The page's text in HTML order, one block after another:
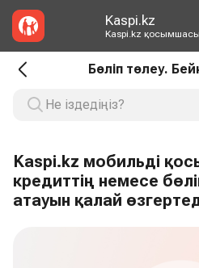
Kaspi.kz
Kaspi.kz
Бөліп төлеу.
Kaspi.kz мобильді
кредиттің немесе
атауын қалай